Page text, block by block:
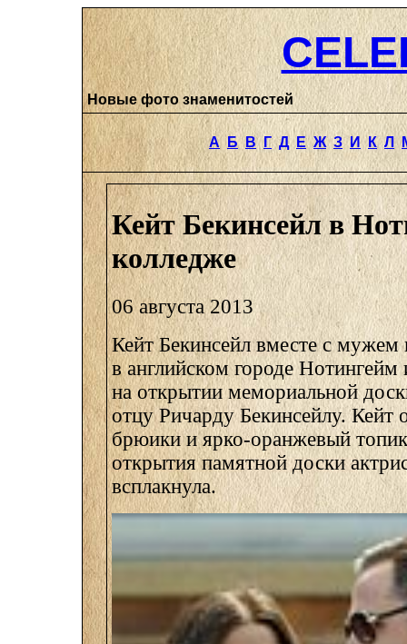
Новые фото знаменитостей
А Б В Г Д Е Ж З И К Л
Кейт Бекинсейл в
колледже
06 августа 2013
Кейт Бекинсейл вместе с мужем
в английском городе Нотингейм
на открытии мемориальной
отцу Ричарду Бекинсейлу. Кейт
брюики и ярко-оранжевый
открытия памятной доски
всплакнула.